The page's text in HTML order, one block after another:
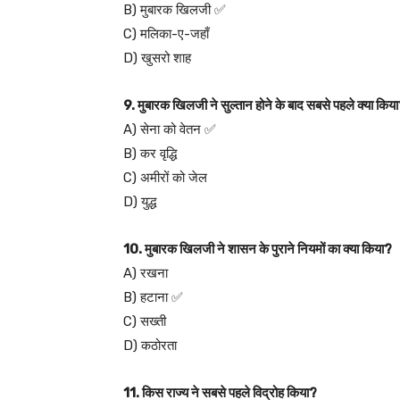
B) मुबारक खिलजी ✅
C) मलिका-ए-जहाँ
D) खुसरो शाह
9. मुबारक खिलजी ने सुल्तान होने के बाद सबसे पहले क्या
A) सेना को वेतन ✅
B) कर वृद्धि
C) अमीरों को जेल
D) युद्ध
10. मुबारक खिलजी ने शासन के पुराने नियमों का क्या किया?
A) रखना
B) हटाना ✅
C) सख्ती
D) कठोरता
11. किस राज्य ने सबसे पहले विद्रोह किया?